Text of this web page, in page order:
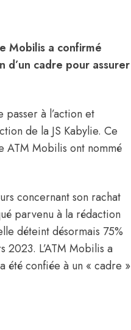
Mobilis a confirmé
d’un cadre pour assurer
passer à l’action et
de la JS Kabylie. Ce
ATM Mobilis ont nommé
concernant son rachat
parvenu à la rédaction
déteint désormais 75%
2023. L’ATM Mobilis a
été confiée à un « cadre »